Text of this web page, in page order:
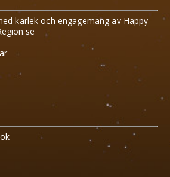
kärlek och engagemang av Happy